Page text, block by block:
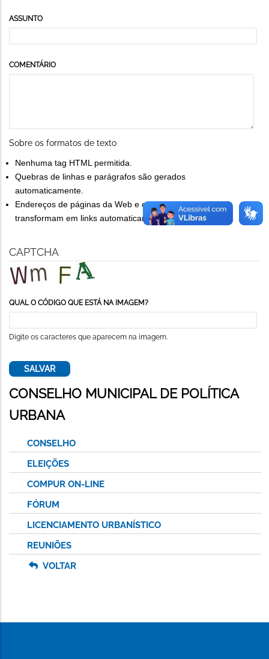
ASSUNTO
COMENTÁRIO
Sobre os formatos de texto
Nenhuma tag HTML permitida.
Quebras de linhas e parágrafos são gerados
automaticamente.
Endereços de páginas da Web e endereços de e-mail se
transformam em links automaticamente.
CAPTCHA
QUAL O CÓDIGO QUE ESTÁ NA IMAGEM?
Digite os caracteres que aparecem na imagem.
CONSELHO MUNICIPAL DE POLÍTICA
URBANA
CONSELHO
ELEIÇÕES
COMPUR ON-LINE
FÓRUM
LICENCIAMENTO URBANÍSTICO
REUNIÕES
VOLTAR